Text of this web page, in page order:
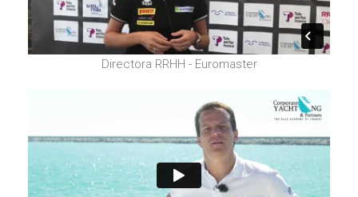
Directora RRHH - Euromaster